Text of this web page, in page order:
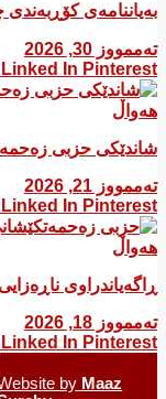
بەیاننامەی
تەممووز 30, 2026
Linked In Pinterest
هەواڵ
شاندێکی حزبی
تەممووز 21, 2026
Linked In Pinterest
هەواڵ
ڕاگەیاندراوی
تەممووز 18, 2026
Linked In Pinterest
by Maaz